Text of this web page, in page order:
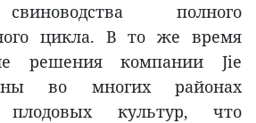
полного
цикла. В то же время
решения компании Jie
во многих районах
плодовых культур, что